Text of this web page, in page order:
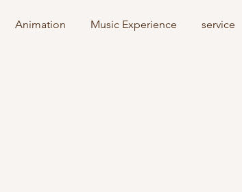
Animation Music Experience service